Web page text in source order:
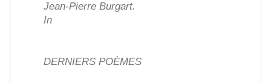
Jean-Pierre Burgart.
In
DERNIERS POÈMES